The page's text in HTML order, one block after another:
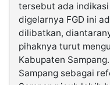
tersebut ada indikasi
digelarnya FGD ini
dilibatkan,
pihaknya turut
Kabupaten
Sampang sebagai